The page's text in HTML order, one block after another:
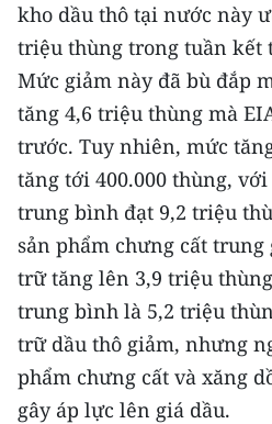
Media Giáo dục
Media Y tế
Media Khoa học - Công nghệ
Media Môi trường
Ảnh
Infographic
TIN MỚI
TIN ĐỊA PHƯƠNG
kho dầu thô tại nước này
triệu thùng trong tuần kết
Mức giảm này đã bù đắp
tăng 4,6 triệu thùng mà
trước. Tuy nhiên, mức
tăng tới 400.000 thùng,
trung bình đạt 9,2 triệu
sản phẩm chưng cất
trữ tăng lên 3,9 triệu
trung bình là 5,2 triệu
trữ dầu thô giảm, nhưng
phẩm chưng cất và xăng
gây áp lực lên giá dầu.